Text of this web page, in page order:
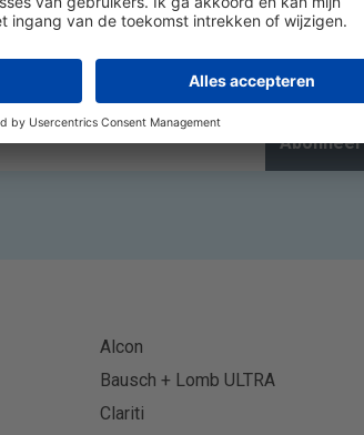
op Nieuwsbrief
Abonneer
Alcon
Bausch + Lomb ULTRA
Clariti